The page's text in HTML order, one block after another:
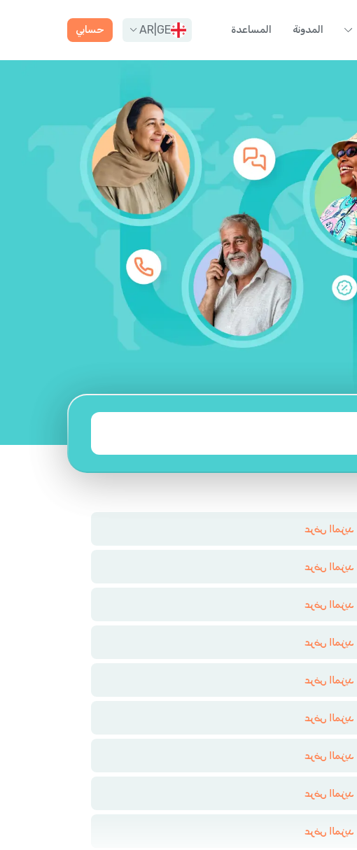
المدونة المساعدة GE
AR حسابي
عرض المزيد
عرض المزيد
عرض المزيد
عرض المزيد
عرض المزيد
عرض المزيد
عرض المزيد
عرض المزيد
عرض المزيد